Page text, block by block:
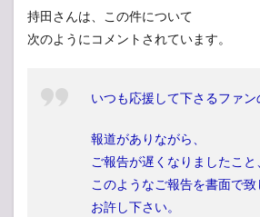
持田さんは、この件について
次のようにコメントされています。
いつも応援して下さるファ
報道がありながら、
ご報告が遅くなりましたこと
このようなご報告を書面で致
お許し下さい。